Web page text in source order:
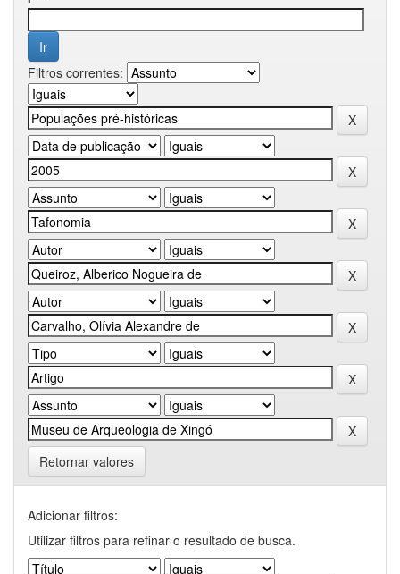
Filtros correntes:
Retornar valores
Adicionar filtros:
Utilizar filtros para refinar o resultado de busca.